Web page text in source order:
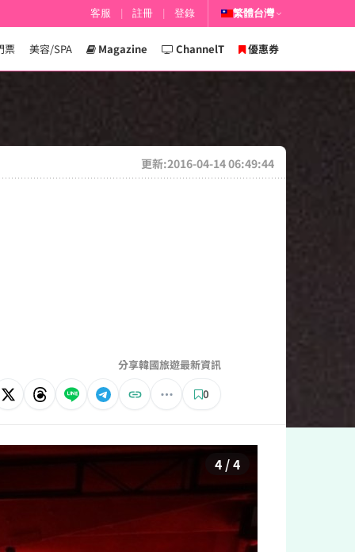
票 美容/SPA Magazine ChannelT 優惠券
客服 註冊 登錄 繁體台灣
更新:2016-04-14 06:49:44
分享韓國旅遊最新資訊
0
4 / 4